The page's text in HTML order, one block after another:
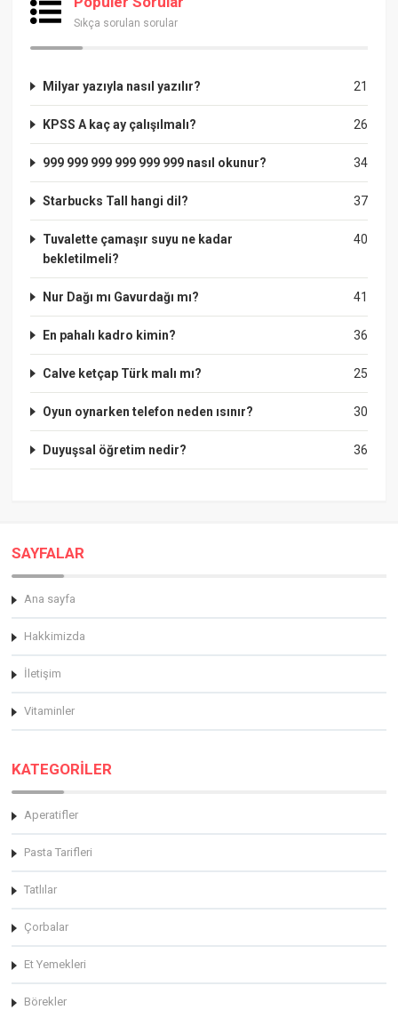
Sıkça sorulan sorular
21
Milyar yazıyla nasıl yazılır?
26
KPSS A kaç ay çalışılmalı?
34
999 999 999 999 999 999 nasıl okunur?
37
Starbucks Tall hangi dil?
40
Tuvalette çamaşır suyu ne kadar
bekletilmeli?
41
Nur Dağı mı Gavurdağı mı?
36
En pahalı kadro kimin?
25
Calve ketçap Türk malı mı?
30
Oyun oynarken telefon neden ısınır?
36
Duyuşsal öğretim nedir?
SAYFALAR
Ana sayfa
Hakkimizda
İletişim
Vitaminler
KATEGORİLER
Aperatifler
Pasta Tarifleri
Tatlılar
Çorbalar
Et Yemekleri
Börekler